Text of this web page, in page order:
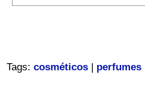
Tags: cosméticos| perfumes